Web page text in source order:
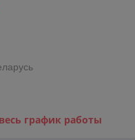
график работы